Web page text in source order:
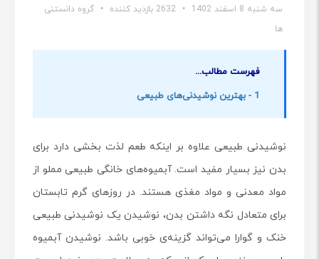
سه شنبه 8 اسفند 1402 •
•
گروه دانستنی
ها
فهرست مطالب...
1 - بهترین نوشیدنی‌های طبیعی
نوشیدنی طبیعی علاوه بر اینکه طعم لذت بخشی دارد برای
بدن نیز بسیار مفید است. آبمیوه‌های خانگی طبیعی مملو از
مواد معدنی و مواد مغذی هستند. در روزهای گرم تابستان
برای متعادل نگه داشتن بدن، نوشیدن یک نوشیدنی طبیعی
خنک و گوارا می‌تواند گزینه‌ی خوبی باشد. نوشیدن آبمیوه